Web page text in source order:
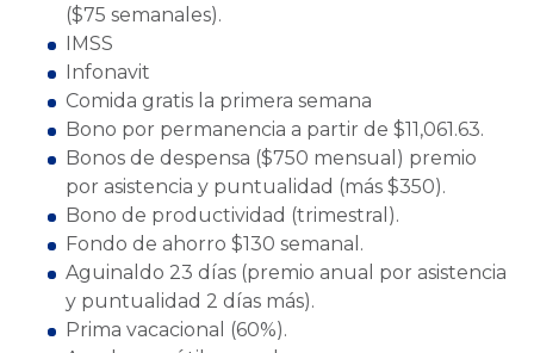
($75 semanales).
IMSS
Infonavit
Comida gratis la primera semana
Bono por permanencia a partir de $11,061.63.
Bonos de despensa ($750 mensual) premio
por asistencia y puntualidad (más $350).
Bono de productividad (trimestral).
Fondo de ahorro $130 semanal.
Aguinaldo 23 días (premio anual por asistencia
y puntualidad 2 días más).
Prima vacacional (60%).